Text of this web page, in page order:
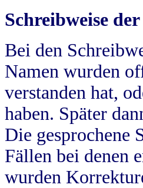
Schreibweise
Bei den
Namen wurden
verstanden hat,
haben. Später
Die gesprochene
Fällen bei denen
wurden